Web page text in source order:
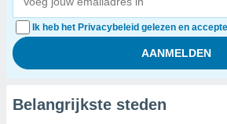
Ik heb het Privacybeleid gelezen en
Belangrijkste steden